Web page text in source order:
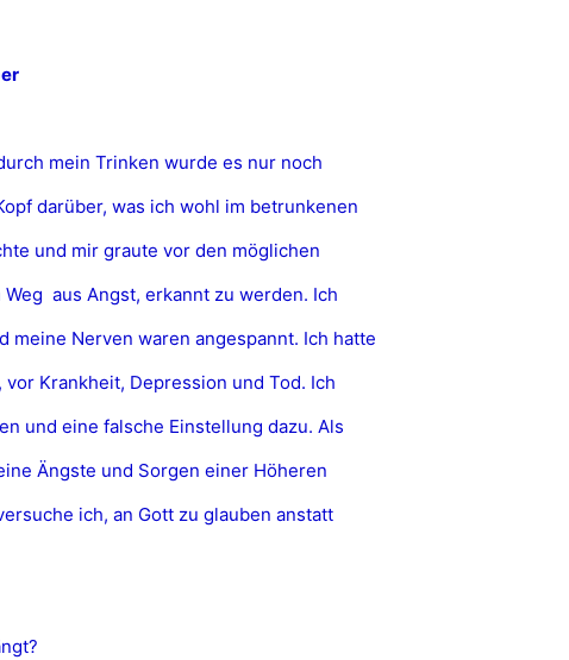
mein Trinken wurde es nur noch
darüber, was ich wohl im betrunkenen
und mir graute vor den möglichen
 aus Angst, erkannt zu werden. Ich
meine Nerven waren angespannt. Ich hatte
Krankheit, Depression und Tod. Ich
und eine falsche Einstellung dazu. Als
Ängste und Sorgen einer Höheren
ich, an Gott zu glauben anstatt